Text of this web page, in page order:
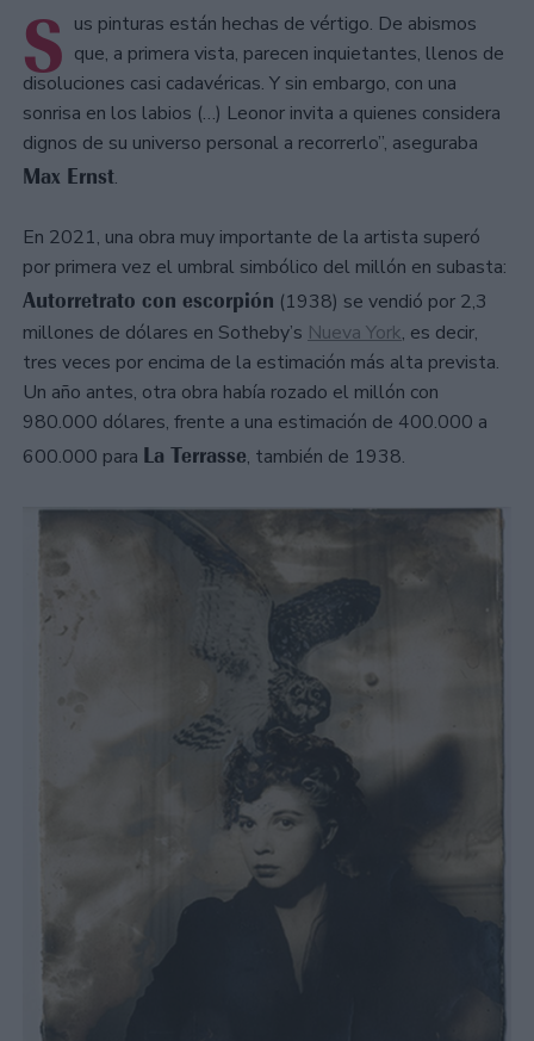
S us pinturas están hechas de vértigo. De abismos
que, a primera vista, parecen inquietantes, llenos de
disoluciones casi cadavéricas. Y sin embargo, con una
sonrisa en los labios (…) Leonor invita a quienes considera
dignos de su universo personal a recorrerlo”, aseguraba
Max Ernst.
En 2021, una obra muy importante de la artista superó
por primera vez el umbral simbólico del millón en subasta:
Autorretrato con escorpión (1938) se vendió por 2,3
millones de dólares en Sotheby’s Nueva York, es decir,
tres veces por encima de la estimación más alta prevista.
Un año antes, otra obra había rozado el millón con
980.000 dólares, frente a una estimación de 400.000 a
600.000 para La Terrasse, también de 1938.